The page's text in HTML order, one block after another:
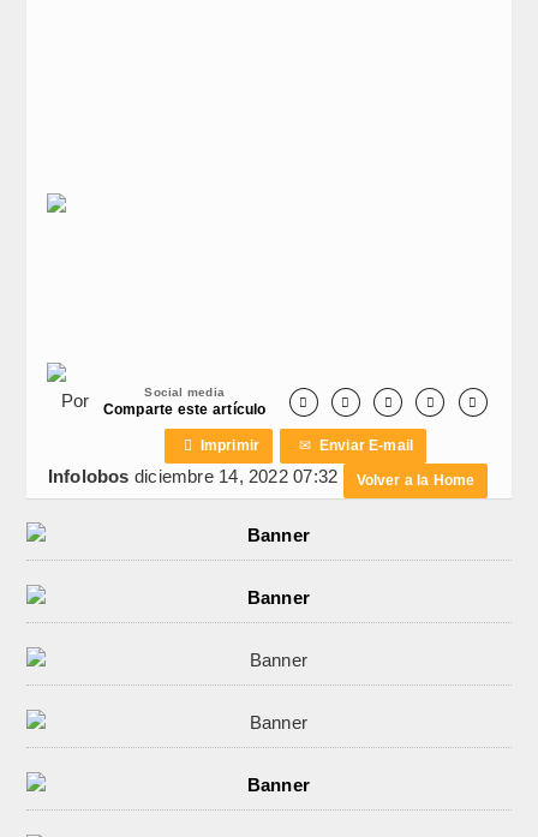
Social media
Comparte este artículo     
 Imprimir ✉ Enviar E-mail
Por
Infolobos diciembre 14, 2022 07:32 Volver a la Home